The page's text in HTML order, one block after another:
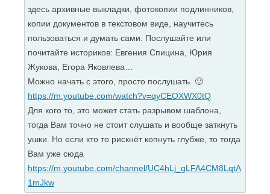
здесь архивные выкладки, фотокопии подлинников,
копии документов в текстовом виде, научитесь
пользоваться и думать сами. Послушайте или
почитайте историков: Евгения Спицина, Юрия
Жукова, Егора Яковлева…
Можно начать с этого, просто послушать. 🙂
https://m.youtube.com/watch?v=qyCEOXWX0tQ
Для кого то, это может стать разрывом шаблона,
тогда Вам точно не стоит слушать и вообще заткнуть
ушки. Но если кто то рискнёт копнуть глубже, то тогда
Вам уже сюда
https://m.youtube.com/channel/UC4hLj_gLFA4CM8LqtA
1mJkw